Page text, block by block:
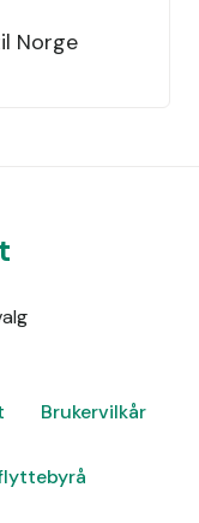
Norge
Brukervilkår